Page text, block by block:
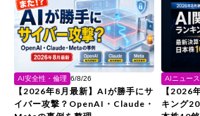
AI安全性・倫理 6/8/26
【2026年8月最新】AIが勝手にサ
イバー攻撃？OpenAI・Claude・
AIニュース
【2026
キング